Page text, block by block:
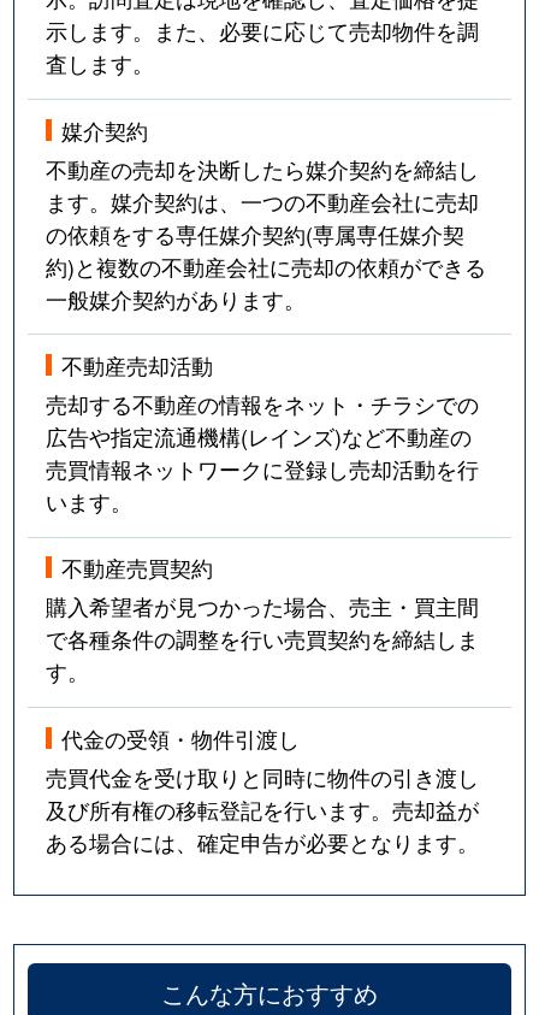
示します。また、必要に応じて売却物件を調
査します。
媒介契約
不動産の売却を決断したら媒介契約を締結し
ます。媒介契約は、一つの不動産会社に売却
の依頼をする専任媒介契約(専属専任媒介契
約)と複数の不動産会社に売却の依頼ができる
一般媒介契約があります。
不動産売却活動
売却する不動産の情報をネット・チラシでの
広告や指定流通機構(レインズ)など不動産の
売買情報ネットワークに登録し売却活動を行
います。
不動産売買契約
購入希望者が見つかった場合、売主・買主間
で各種条件の調整を行い売買契約を締結しま
す。
代金の受領・物件引渡し
売買代金を受け取りと同時に物件の引き渡し
及び所有権の移転登記を行います。売却益が
ある場合には、確定申告が必要となります。
こんな方におすすめ